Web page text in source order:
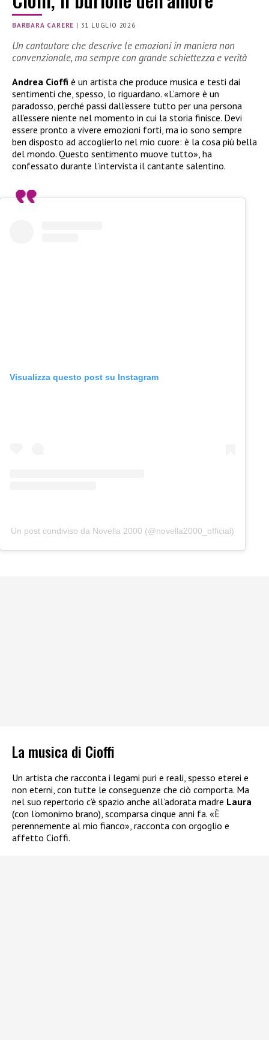
BARBARA CARERE | 31 LUGLIO 2026
Un cantautore che descrive le emozioni in maniera non
convenzionale, ma sempre con grande schiettezza e verità
Andrea Cioffi è un artista che produce musica e testi dai
sentimenti che, spesso, lo riguardano. «L’amore è un
paradosso, perché passi dall’essere tutto per una persona
all’essere niente nel momento in cui la storia finisce. Devi
essere pronto a vivere emozioni forti, ma io sono sempre
ben disposto ad accoglierlo nel mio cuore: è la cosa più bella
del mondo. Questo sentimento muove tutto», ha
confessato durante l’intervista il cantante salentino.
Visualizza questo post su Instagram
Un post condiviso da Novella 2000 (@novella2000_official)
La musica di Cioffi
Un artista che racconta i legami puri e reali, spesso eterei e
non eterni, con tutte le conseguenze che ciò comporta. Ma
nel suo repertorio c’è spazio anche all’adorata madre Laura
(con l’omonimo brano), scomparsa cinque anni fa. «È
perennemente al mio fianco», racconta con orgoglio e
affetto Cioffi.